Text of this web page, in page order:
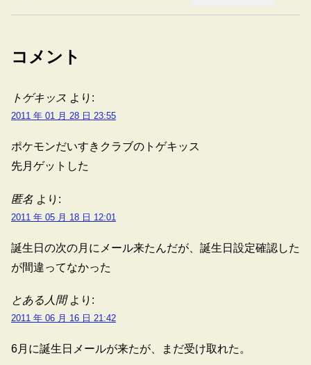
コメント
トゲキッス より:
2011 年 01 月 28 日 23:55
ポケモンだいすきクラブのトゲキッス
先月ゲットした
匿名 より:
2011 年 05 月 18 日 12:01
誕生日の次の月にメール来たんだが、誕生日設定確認した
が間違ってなかった
とある人間 より:
2011 年 06 月 16 日 21:42
6月に誕生日メールが来たが、まだ受け取れた。